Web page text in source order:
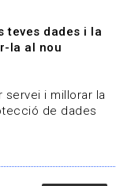
teves dades i la
la al nou
i millorar la
de dades